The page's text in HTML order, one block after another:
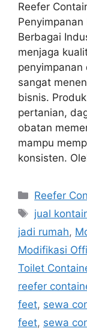
Reefer
Berbagai
menjaga
sangat
bisnis.
pertanian,
obatan
mampu
konsisten.
Categories
Reefer
Tags
jual
jadi rumah,
Modifikasi
Toilet
reefer
feet, sewa
feet, sewa